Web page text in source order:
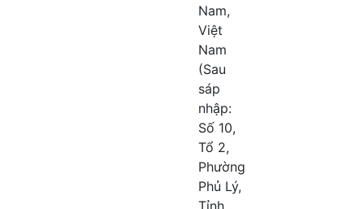
Nam,
Việt
Nam
(Sau
sáp
nhập:
Số 10,
Tổ 2,
Phường
Phủ Lý,
Tỉnh